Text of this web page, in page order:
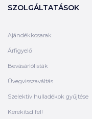
SZOLGÁLTATÁSOK
Ajándékkosarak
Árfigyelő
Bevásárlólisták
Üvegvisszaváltás
Szelektív hulladékok gyűjtése
Kerekítsd fel!